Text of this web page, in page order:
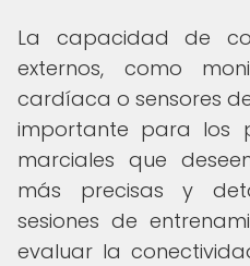
La capacidad de
externos, como
cardíaca o sensores
importante para los
marciales que
más precisas y
sesiones de
evaluar la